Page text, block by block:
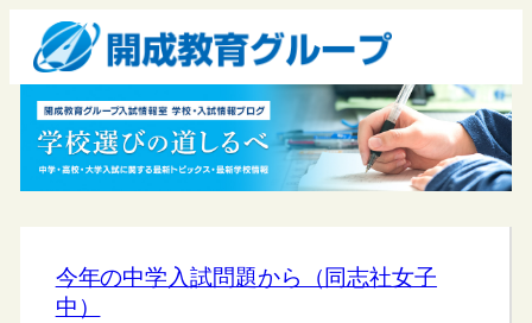
今年の中学入試問題から（同志社女子
中）